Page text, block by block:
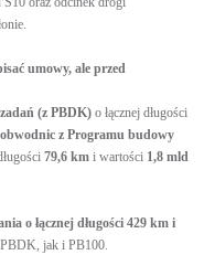
umowy, ale przed
(z PBDK) o łącznej długości
z Programu budowy
79,6 km i wartości 1,8 mld
o łącznej długości 429 km i
PBDK, jak i PB100.